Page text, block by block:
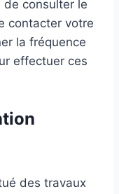
de consulter le
contacter votre
la fréquence
effectuer ces
des travaux